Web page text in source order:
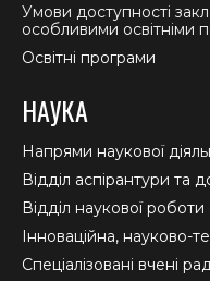
Умови доступності
особливими освітніми
Освітні програми
НАУКА
Напрями наукової
Відділ аспірантури та
Відділ наукової роботи
Інноваційна, науково-
Спеціалізовані вчені